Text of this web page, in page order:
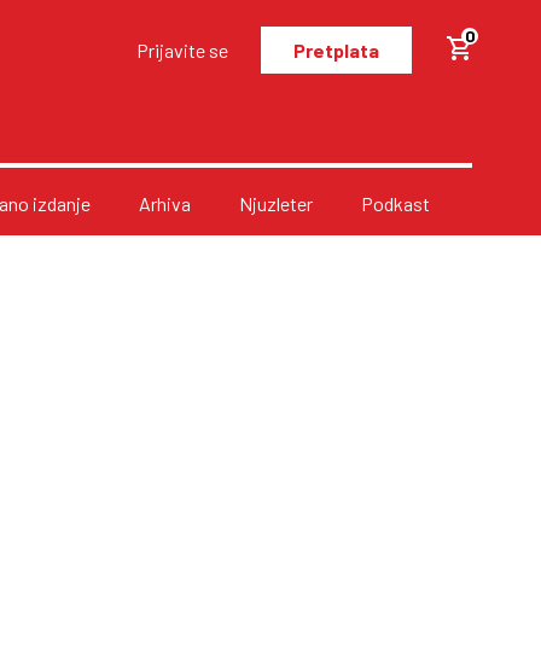
Prijavite se Pretplata
0
izdanje Arhiva Njuzleter Podkast